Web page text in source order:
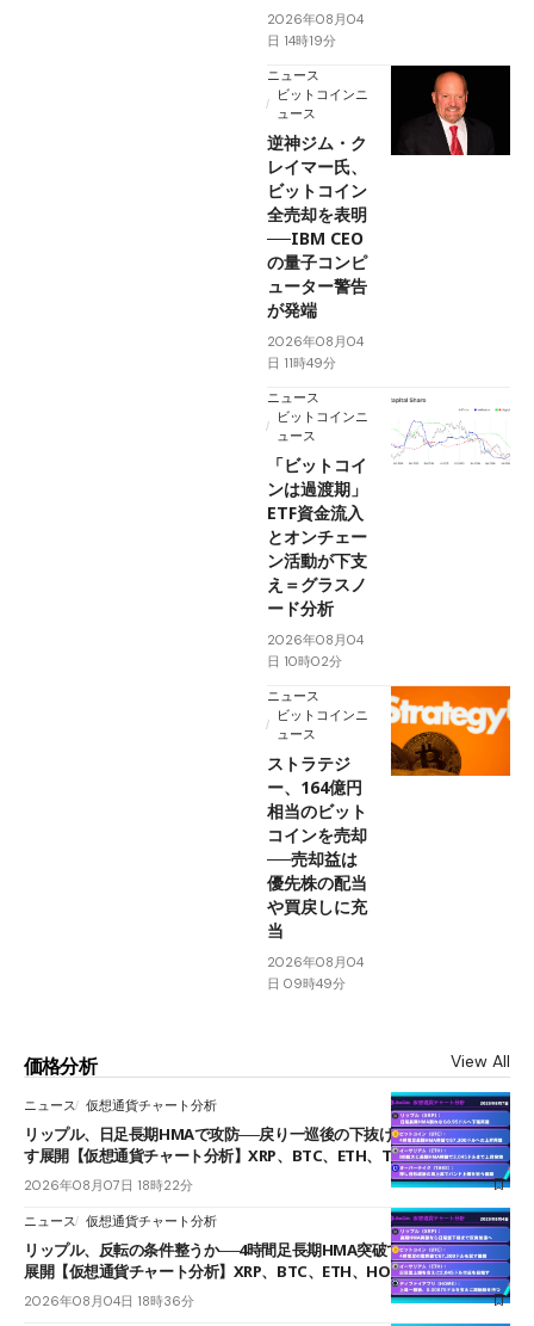
2026年08月04
日 14時19分
ニュース
ビットコインニ
ュース
逆神ジム・ク
レイマー氏、
ビットコイン
全売却を表明
──IBM CEO
の量子コンピ
ューター警告
が発端
2026年08月04
日 11時49分
ニュース
ビットコインニ
ュース
「ビットコイ
ンは過渡期」
ETF資金流入
とオンチェー
ン活動が下支
え＝グラスノ
ード分析
2026年08月04
日 10時02分
ニュース
ビットコインニ
ュース
ストラテジ
ー、164億円
相当のビット
コインを売却
──売却益は
優先株の配当
や買戻しに充
当
2026年08月04
日 09時49分
価格分析 View All
ニュース 仮想通貨チャート分析
リップル、日足長期HMAで攻防──戻り一巡後の下抜けで0.95ドルを試
す展開【仮想通貨チャート分析】XRP、BTC、ETH、TAKE
2026年08月07日 18時22分
ニュース 仮想通貨チャート分析
リップル、反転の条件整うか──4時間足長期HMA突破で雲下端を目指す
展開【仮想通貨チャート分析】XRP、BTC、ETH、HOME
2026年08月04日 18時36分